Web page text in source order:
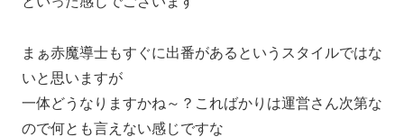
まぁ赤魔導士もすぐに出番があるというスタイルではな
いと思いますが
一体どうなりますかね～？こればかりは運営さん次第な
ので何とも言えない感じですな